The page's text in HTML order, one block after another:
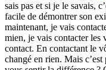
sais pas et si je le savais,
facile de démontrer son
maintenant, je vais
mien, je vais contacter les
contact. En contactant le
changé en rien. Mais